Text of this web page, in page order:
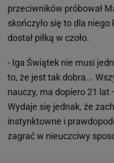
przeciwników próbował
skończyło się to dla
dostał piłką w czoło.
- Iga Świątek nie musi
to, że jest tak dobra...
nauczy, ma dopiero 21 lat
Wydaje się jednak, że
instynktowne i
zagrać w nieuczciwy